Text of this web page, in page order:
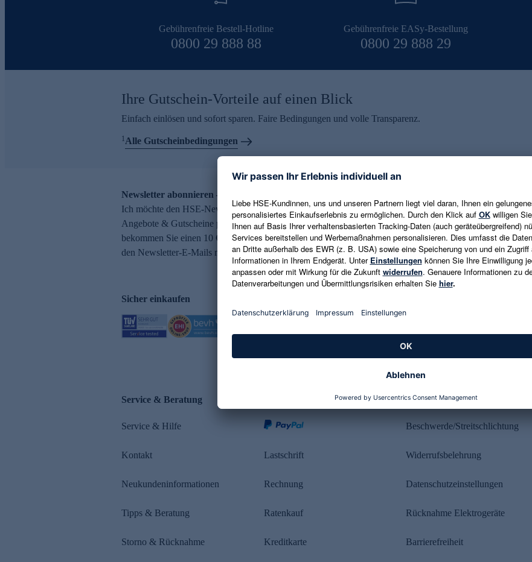
Gebührenfreie Bestell-Hotline
0800 29 888 88
Gebührenfreie EASy-Bestellung
0800 29 888 29
Ihre Gutschein-Vorteile auf einen Blick
Einfach einlösen und sofort sparen. Faire Bedingungen und volle Transparenz.
1Alle Gutscheinbedingungen
Newsletter abonnieren – 10 € Gutschein erhalten
Ich möchte den HSE-Newsletter abonnieren und aktuelle Trends,
Angebote & Gutscheine per E-Mail erhalten. Als Dankeschön
bekommen Sie einen 10 € Gutschein. Eine Abmeldung ist jederzeit in
den Newsletter-E-Mails möglich.
E-Mail-Adresse eingeben
Es gelten die Datenschutzrichtlinien
Sicher einkaufen
Service & Beratung
Service & Hilfe
Kontakt
Neukundeninformationen
Tipps & Beratung
Storno & Rücknahme
Lastschrift
Rechnung
Ratenkauf
Kreditkarte
Rechtliches
Beschwerde/Streitschlichtung
Widerrufsbelehrung
Datenschutzeinstellungen
Rücknahme Elektrogeräte
Barrierefreiheit